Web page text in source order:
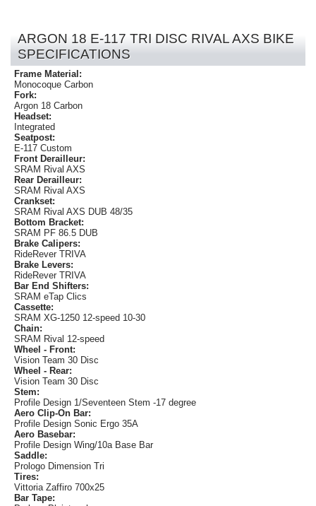
ARGON 18 E-117 TRI DISC RIVAL AXS BIKE
SPECIFICATIONS
Frame Material:
Monocoque Carbon
Fork:
Argon 18 Carbon
Headset:
Integrated
Seatpost:
E-117 Custom
Front Derailleur:
SRAM Rival AXS
Rear Derailleur:
SRAM Rival AXS
Crankset:
SRAM Rival AXS DUB 48/35
Bottom Bracket:
SRAM PF 86.5 DUB
Brake Calipers:
RideRever TRIVA
Brake Levers:
RideRever TRIVA
Bar End Shifters:
SRAM eTap Clics
Cassette:
SRAM XG-1250 12-speed 10-30
Chain:
SRAM Rival 12-speed
Wheel - Front:
Vision Team 30 Disc
Wheel - Rear:
Vision Team 30 Disc
Stem:
Profile Design 1/Seventeen Stem -17 degree
Aero Clip-On Bar:
Profile Design Sonic Ergo 35A
Aero Basebar:
Profile Design Wing/10a Base Bar
Saddle:
Prologo Dimension Tri
Tires:
Vittoria Zaffiro 700x25
Bar Tape: